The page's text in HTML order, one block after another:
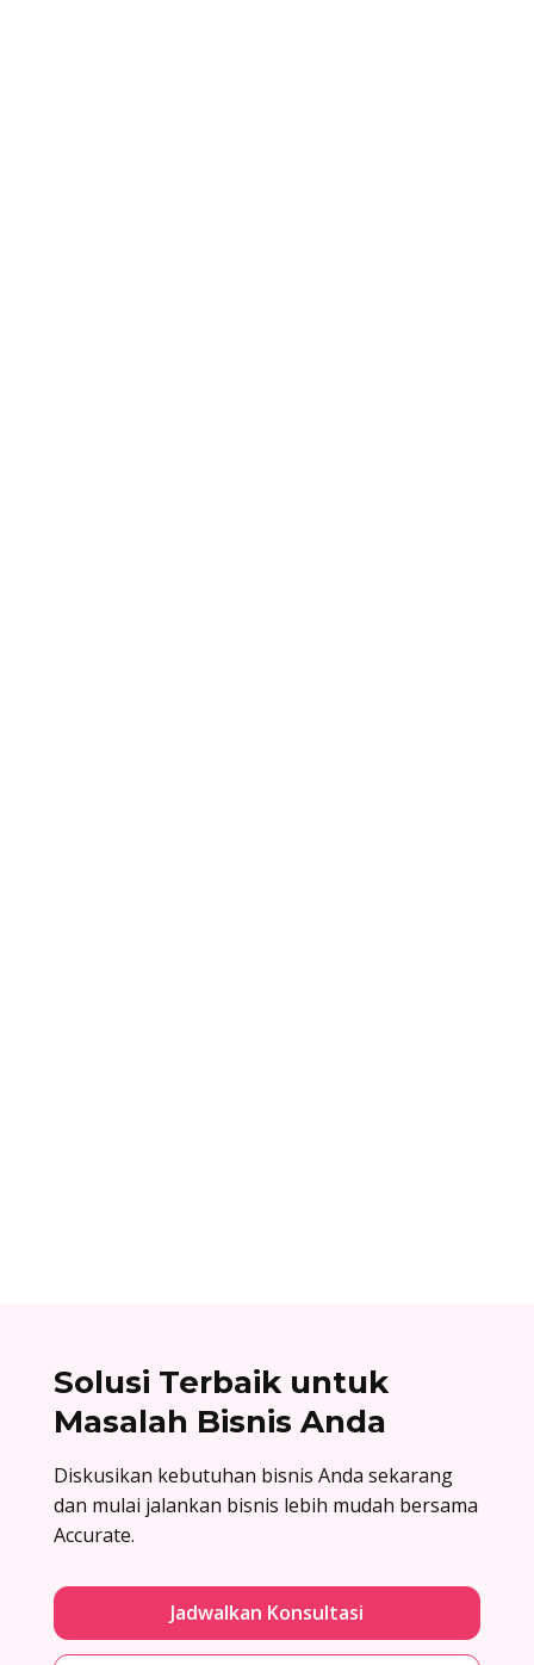
Solusi Terbaik untuk
Masalah Bisnis Anda
Diskusikan kebutuhan bisnis Anda sekarang
dan mulai jalankan bisnis lebih mudah bersama
Accurate.
Jadwalkan Konsultasi